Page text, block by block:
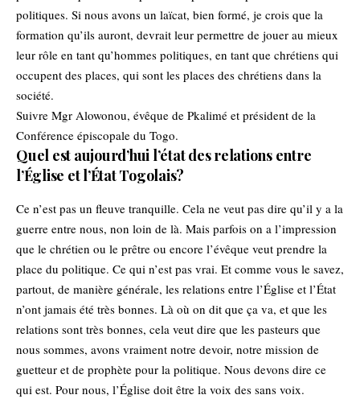
politiques. Si nous avons un laïcat, bien formé, je crois que la
formation qu’ils auront, devrait leur permettre de jouer au mieux
leur rôle en tant qu’hommes politiques, en tant que chrétiens qui
occupent des places, qui sont les places des chrétiens dans la
société.
Suivre Mgr Alowonou, évêque de Pkalimé et président de la
Conférence épiscopale du Togo.
Quel est aujourd’hui l’état des relations entre
l’Église et l’État Togolais?
Ce n’est pas un fleuve tranquille. Cela ne veut pas dire qu’il y a la
guerre entre nous, non loin de là. Mais parfois on a l’impression
que le chrétien ou le prêtre ou encore l’évêque veut prendre la
place du politique. Ce qui n’est pas vrai. Et comme vous le savez,
partout, de manière générale, les relations entre l’Église et l’État
n’ont jamais été très bonnes. Là où on dit que ça va, et que les
relations sont très bonnes, cela veut dire que les pasteurs que
nous sommes, avons vraiment notre devoir, notre mission de
guetteur et de prophète pour la politique. Nous devons dire ce
qui est. Pour nous, l’Église doit être la voix des sans voix.